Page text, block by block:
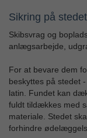
Sikring på
Skibsvrag og
anlægsarbejde,
For at bevare dem
beskyttes på stedet
latin. Fundet kan
fuldt tildækkes med
materiale. Stedet
forhindre